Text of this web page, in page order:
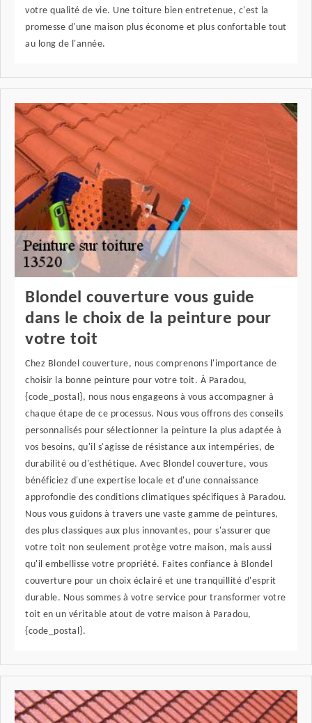
votre qualité de vie. Une toiture bien entretenue, c'est la
promesse d'une maison plus économe et plus confortable tout
au long de l'année.
Blondel couverture vous guide
dans le choix de la peinture pour
votre toit
Chez Blondel couverture, nous comprenons l'importance de
choisir la bonne peinture pour votre toit. À Paradou,
{code_postal}, nous nous engageons à vous accompagner à
chaque étape de ce processus. Nous vous offrons des conseils
personnalisés pour sélectionner la peinture la plus adaptée à
vos besoins, qu'il s'agisse de résistance aux intempéries, de
durabilité ou d'esthétique. Avec Blondel couverture, vous
bénéficiez d'une expertise locale et d'une connaissance
approfondie des conditions climatiques spécifiques à Paradou.
Nous vous guidons à travers une vaste gamme de peintures,
des plus classiques aux plus innovantes, pour s'assurer que
votre toit non seulement protège votre maison, mais aussi
qu'il embellisse votre propriété. Faites confiance à Blondel
couverture pour un choix éclairé et une tranquillité d'esprit
durable. Nous sommes à votre service pour transformer votre
toit en un véritable atout de votre maison à Paradou,
{code_postal}.